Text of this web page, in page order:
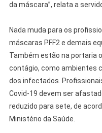
da máscara”, relata a
Nada muda para os
máscaras PFF2 e demais
Também estão na portaria
contágio, como ambientes
dos infectados.
Covid-19 devem ser
reduzido para sete, de
Ministério da Saúde.